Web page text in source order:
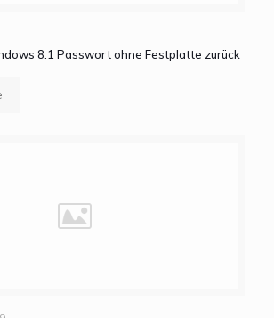
8.1 Passwort ohne Festplatte zurück